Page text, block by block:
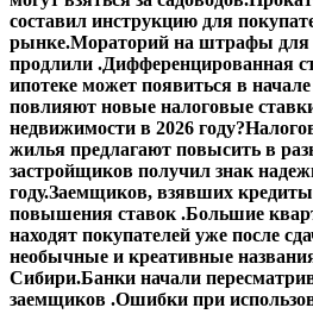
составил инструкцию для
рынке.Мораторий на штрафы для
продлили .Дифференцированная
ипотеке может появиться в начале
повлияют новые налоговые
недвижимости в 2026 году?
жилья предлагают повысить в
застройщиков получил знак
году.Заемщиков, взявших
повышения ставок .Большие
находят покупателей уже после
необычные и креативные
Сибири.Банки начали
заемщиков .Ошибки при